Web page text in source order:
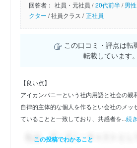
回答者： 社員・元社員 / 20代前半/男性
クター /社員クラス / 正社員
この口コミ・評点は転
転載しています。
【良い点】
アイカンパニーという社内用語と社会の親
自律的主体的な個人を作るとい会社のメッ
ていることと一致しており、共感者を...続
この投稿でわかること